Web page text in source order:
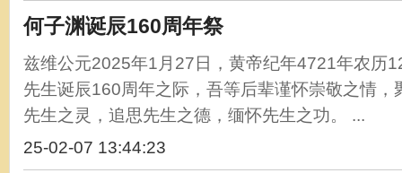
何子渊诞辰160周年祭
兹维公元2025年1月27日，黄帝纪年4721年农历
先生诞辰160周年之际，吾等后辈谨怀崇敬之情，
先生之灵，追思先生之德，缅怀先生之功。 ...
25-02-07 13:44:23